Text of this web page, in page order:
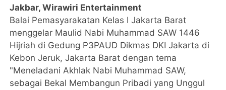
Jakbar, Wirawiri Entertainment
Balai Pemasyarakatan Kelas I Jakarta Barat
menggelar Maulid Nabi Muhammad SAW 1446
Hijriah di Gedung P3PAUD Dikmas DKI Jakarta di
Kebon Jeruk, Jakarta Barat dengan tema
"Meneladani Akhlak Nabi Muhammad SAW,
sebagai Bekal Membangun Pribadi yang Unggul